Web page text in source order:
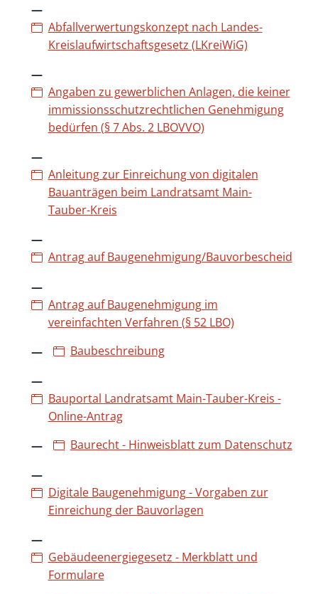
Abfallverwertungskonzept nach Landes-
Kreislaufwirtschaftsgesetz (LKreiWiG)
Angaben zu gewerblichen Anlagen, die keiner
immissionsschutzrechtlichen Genehmigung
bedürfen (§ 7 Abs. 2 LBOVVO)
Anleitung zur Einreichung von digitalen
Bauanträgen beim Landratsamt Main-
Tauber-Kreis
Antrag auf Baugenehmigung/Bauvorbescheid
Antrag auf Baugenehmigung im
vereinfachten Verfahren (§ 52 LBO)
Baubeschreibung
Bauportal Landratsamt Main-Tauber-Kreis -
Online-Antrag
Baurecht - Hinweisblatt zum Datenschutz
Digitale Baugenehmigung - Vorgaben zur
Einreichung der Bauvorlagen
Gebäudeenergiegesetz - Merkblatt und
Formulare